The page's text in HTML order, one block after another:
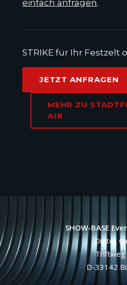
einfach anfragen.
STRIKE für Ihr Festzelt
JETZT ANFRAGEN
MEHR ZU
AIR
SHOW-BASE
Dieter
Triftweg
D-33142